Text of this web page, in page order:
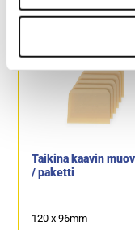
tehty
pizzan maailmasta
Lasitettua,
Astianpesukoneen
Taikina kaavin
/ paketti
120 x 96mm